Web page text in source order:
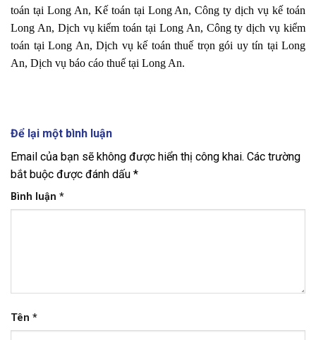
toán tại Long An, Kế toán tại Long An, Công ty dịch vụ kế toán
Long An, Dịch vụ kiểm toán tại Long An, Công ty dịch vụ kiểm
toán tại Long An, Dịch vụ kế toán thuế trọn gói uy tín tại Long
An, Dịch vụ báo cáo thuế tại Long An.
Để lại một bình luận
Email của bạn sẽ không được hiển thị công khai. Các trường
bắt buộc được đánh dấu *
Bình luận *
Tên *